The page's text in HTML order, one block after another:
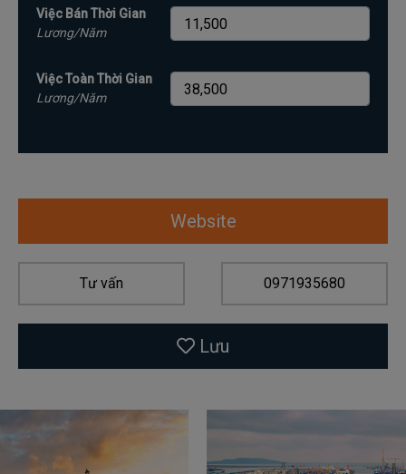
Việc Bán Thời Gian
Lương/Năm
Việc Toàn Thời Gian
Lương/Năm
Website
Tư vấn 0971935680
Lưu